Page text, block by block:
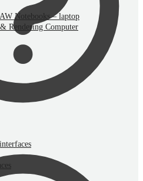
Notebooks – laptop
Rendering Computer